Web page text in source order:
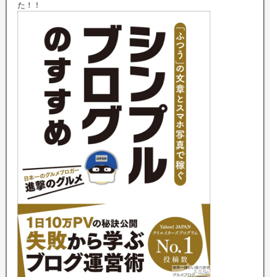
た！！